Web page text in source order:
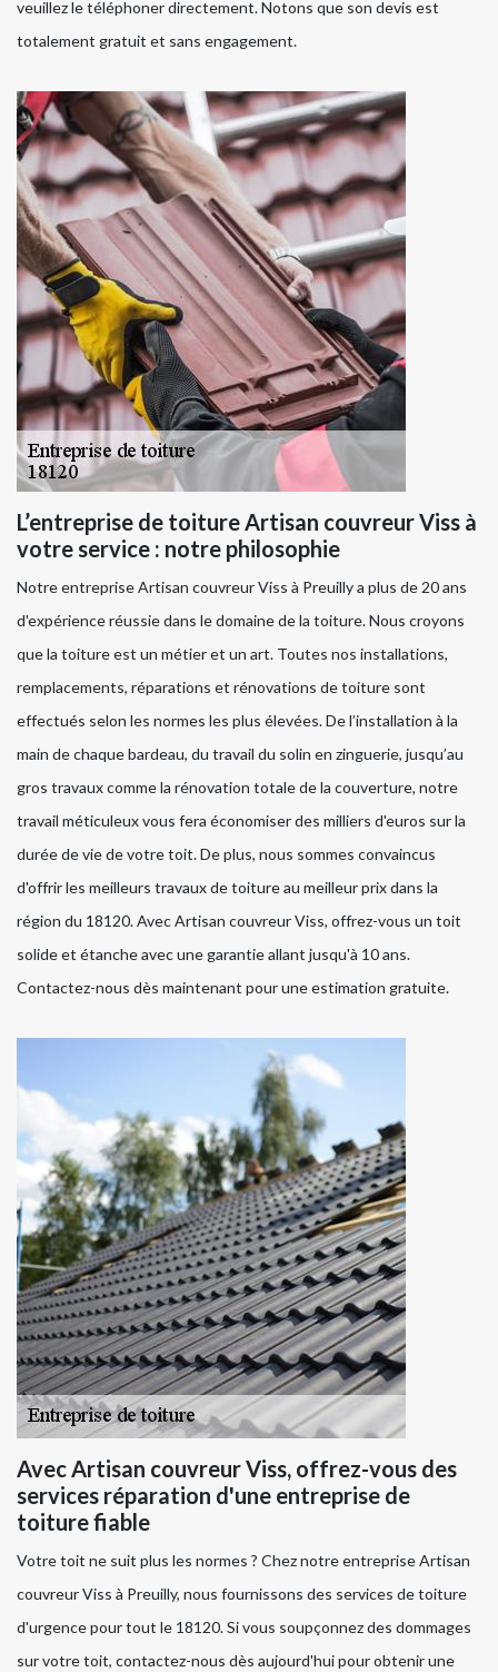
veuillez le téléphoner directement. Notons que son devis est
totalement gratuit et sans engagement.
L’entreprise de toiture Artisan couvreur Viss à
votre service : notre philosophie
Notre entreprise Artisan couvreur Viss à Preuilly a plus de 20 ans
d'expérience réussie dans le domaine de la toiture. Nous croyons
que la toiture est un métier et un art. Toutes nos installations,
remplacements, réparations et rénovations de toiture sont
effectués selon les normes les plus élevées. De l’installation à la
main de chaque bardeau, du travail du solin en zinguerie, jusqu’au
gros travaux comme la rénovation totale de la couverture, notre
travail méticuleux vous fera économiser des milliers d'euros sur la
durée de vie de votre toit. De plus, nous sommes convaincus
d'offrir les meilleurs travaux de toiture au meilleur prix dans la
région du 18120. Avec Artisan couvreur Viss, offrez-vous un toit
solide et étanche avec une garantie allant jusqu'à 10 ans.
Contactez-nous dès maintenant pour une estimation gratuite.
Avec Artisan couvreur Viss, offrez-vous des
services réparation d'une entreprise de
toiture fiable
Votre toit ne suit plus les normes ? Chez notre entreprise Artisan
couvreur Viss à Preuilly, nous fournissons des services de toiture
d'urgence pour tout le 18120. Si vous soupçonnez des dommages
sur votre toit, contactez-nous dès aujourd'hui pour obtenir une